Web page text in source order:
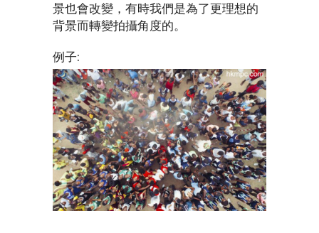
景也會改變，有時我們是為了更理想的
背景而轉變拍攝角度的。
例子: